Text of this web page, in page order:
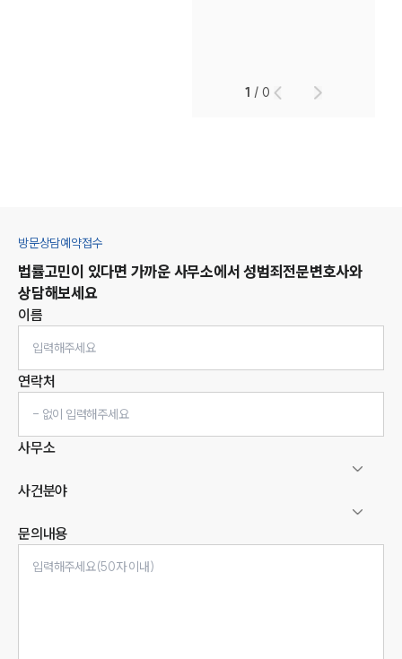
1 /0
방문상담예약접수
법률고민이 있다면 가까운 사무소에서 성범죄전문변호사와
상담해보세요
이름
연락처
사무소
사건분야
문의내용